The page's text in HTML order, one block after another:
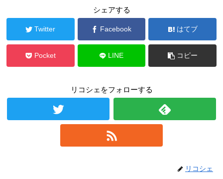
シェアする
Twitter Facebook はてブ
Pocket LINE コピー
リコシェをフォローする
リコシェ